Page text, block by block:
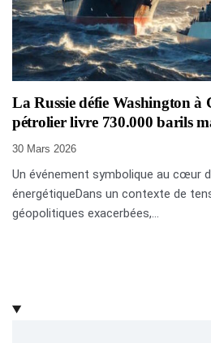
La Russie défie Washington à
pétrolier livre 730.000 barils
30 Mars 2026
Un événement symbolique au cœur
énergétiqueDans un contexte de
géopolitiques exacerbées,...